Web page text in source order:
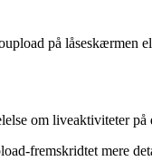
på låseskærmen
om liveaktiviteter
fremskridtet mere